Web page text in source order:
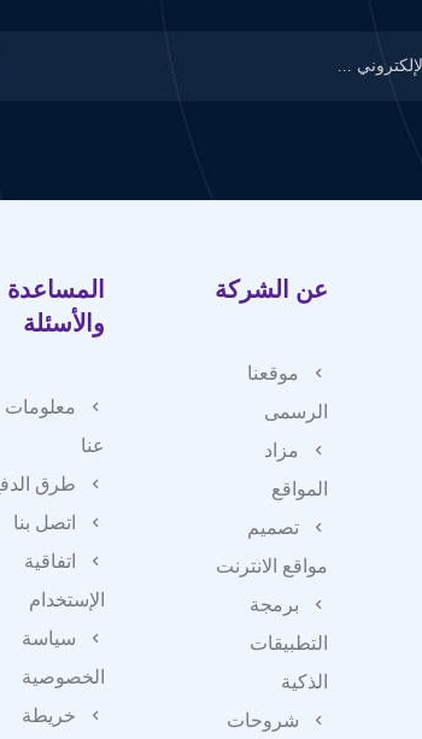
عن الشركة
موقعنا
الرسمى
مزاد
المواقع
تصميم
مواقع الانترنت
برمجة
التطبيقات
الذكية
شروحات
المساعدة
والأسئلة
معلومات
عنا
طرق
اتصل بنا
اتفاقية
الإستخدام
سياسة
الخصوصية
خريطة